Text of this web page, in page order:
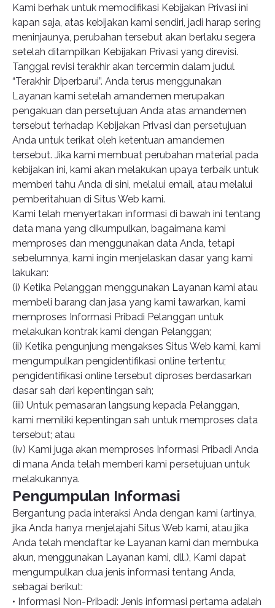
Kami berhak untuk memodifikasi Kebijakan Privasi ini
kapan saja, atas kebijakan kami sendiri, jadi harap sering
meninjaunya, perubahan tersebut akan berlaku segera
setelah ditampilkan Kebijakan Privasi yang direvisi.
Tanggal revisi terakhir akan tercermin dalam judul
“Terakhir Diperbarui”. Anda terus menggunakan
Layanan kami setelah amandemen merupakan
pengakuan dan persetujuan Anda atas amandemen
tersebut terhadap Kebijakan Privasi dan persetujuan
Anda untuk terikat oleh ketentuan amandemen
tersebut. Jika kami membuat perubahan material pada
kebijakan ini, kami akan melakukan upaya terbaik untuk
memberi tahu Anda di sini, melalui email, atau melalui
pemberitahuan di Situs Web kami.
Kami telah menyertakan informasi di bawah ini tentang
data mana yang dikumpulkan, bagaimana kami
memproses dan menggunakan data Anda, tetapi
sebelumnya, kami ingin menjelaskan dasar yang kami
lakukan:
(i) Ketika Pelanggan menggunakan Layanan kami atau
membeli barang dan jasa yang kami tawarkan, kami
memproses Informasi Pribadi Pelanggan untuk
melakukan kontrak kami dengan Pelanggan;
(ii) Ketika pengunjung mengakses Situs Web kami, kami
mengumpulkan pengidentifikasi online tertentu;
pengidentifikasi online tersebut diproses berdasarkan
dasar sah dari kepentingan sah;
(iii) Untuk pemasaran langsung kepada Pelanggan,
kami memiliki kepentingan sah untuk memproses data
tersebut; atau
(iv) Kami juga akan memproses Informasi Pribadi Anda
di mana Anda telah memberi kami persetujuan untuk
melakukannya.
Pengumpulan Informasi
Bergantung pada interaksi Anda dengan kami (artinya,
jika Anda hanya menjelajahi Situs Web kami, atau jika
Anda telah mendaftar ke Layanan kami dan membuka
akun, menggunakan Layanan kami, dll.), Kami dapat
mengumpulkan dua jenis informasi tentang Anda,
sebagai berikut:
• Informasi Non-Pribadi: Jenis informasi pertama adalah